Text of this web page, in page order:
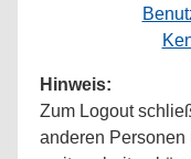
Hinweis:
Zum Logout
anderen Personen